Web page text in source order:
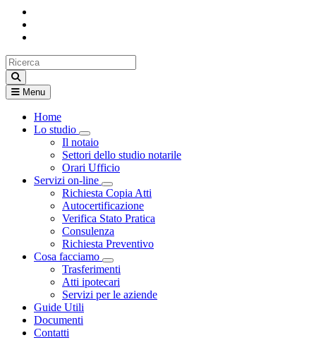
Menu
Home
Lo studio
Visualizza menù di secondo livello
Il notaio
Settori dello studio notarile
Orari Ufficio
Servizi on-line
Visualizza menù di secondo livello
Richiesta Copia Atti
Autocertificazione
Verifica Stato Pratica
Consulenza
Richiesta Preventivo
Cosa facciamo
Visualizza menù di secondo livello
Trasferimenti
Atti ipotecari
Servizi per le aziende
Guide Utili
Documenti
Contatti